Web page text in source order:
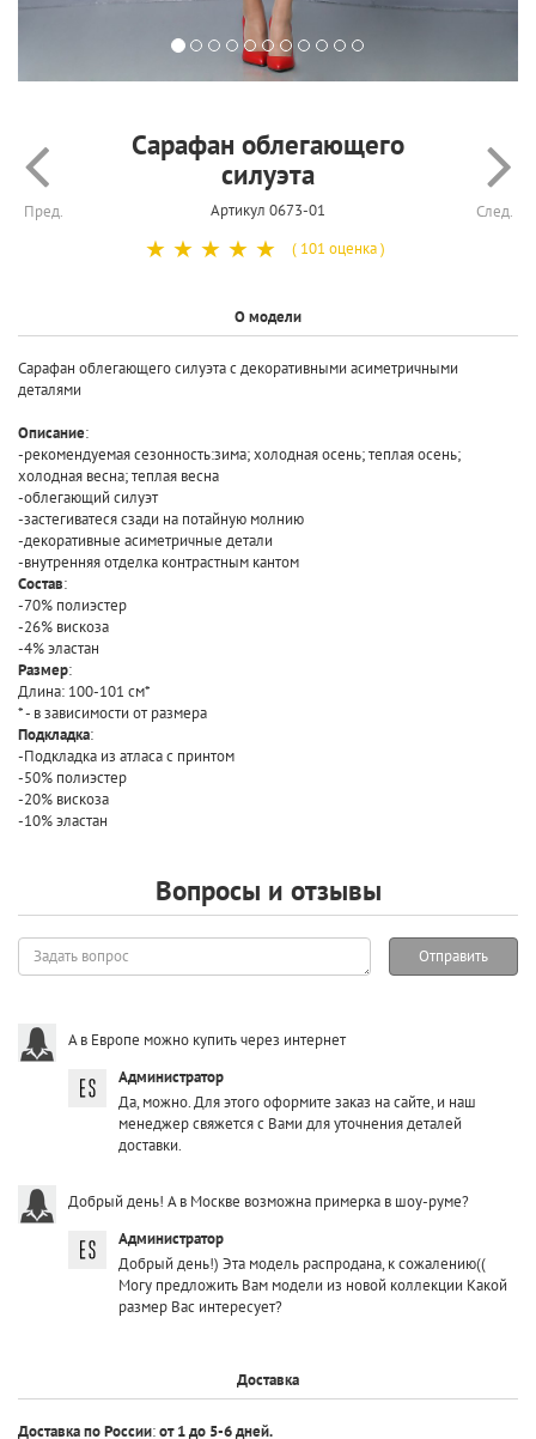
Пред.
Сарафан облегающего
силуэта
Артикул 0673-01 След.
☆
☆
☆
☆
☆ ( 101 оценка )
О модели
Сарафан облегающего силуэта с декоративными асиметричными
деталями
Описание:
-рекомендуемая сезонность:зима; холодная осень; теплая осень;
холодная весна; теплая весна
-облегающий силуэт
-застегиватеся сзади на потайную молнию
-декоративные асиметричные детали
-внутренняя отделка контрастным кантом
Состав:
-70% полиэстер
-26% вискоза
-4% эластан
Размер:
Длина: 100-101 см*
* - в зависимости от размера
Подкладка:
-Подкладка из атласа с принтом
-50% полиэстер
-20% вискоза
-10% эластан
Вопросы и отзывы
Задать
вопрос
Отправить
А в Европе можно купить через интернет
Администратор
Да, можно. Для этого оформите заказ на сайте, и наш
менеджер свяжется с Вами для уточнения деталей
доставки.
Добрый день! А в Москве возможна примерка в шоу-руме?
Администратор
Добрый день!) Эта модель распродана, к сожалению((
Могу предложить Вам модели из новой коллекции Какой
размер Вас интересует?
Доставка
Доставка по России:от 1 до 5-6 дней.